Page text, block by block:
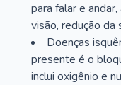
para falar e
visão, redução da
Doenças
presente é o
inclui oxigênio e